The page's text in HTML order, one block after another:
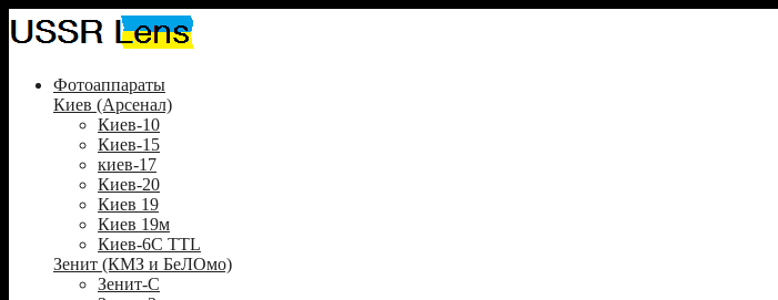
Фотоаппараты
Киев (Арсенал)
Киев-10
Киев-15
киев-17
Киев-20
Киев 19
Киев 19м
Киев-6С TTL
Зенит (КМЗ и БеЛОмо)
Зенит-С